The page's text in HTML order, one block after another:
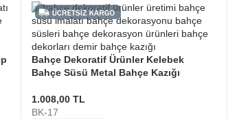
Bahçe Dekoratif Ürünler Kelebek
Bahçe Süsü Metal Bahçe Kazığı
1.008,00 TL
BK-17